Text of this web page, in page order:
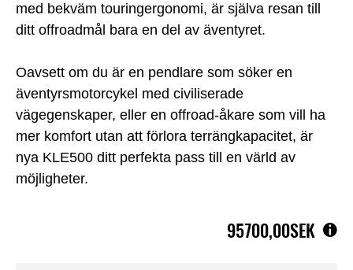
med bekväm touringergonomi, är själva resan till
ditt offroadmål bara en del av äventyret.
Oavsett om du är en pendlare som söker en
äventyrsmotorcykel med civiliserade
vägegenskaper, eller en offroad-åkare som vill ha
mer komfort utan att förlora terrängkapacitet, är
nya KLE500 ditt perfekta pass till en värld av
möjligheter.
95700,00SEK